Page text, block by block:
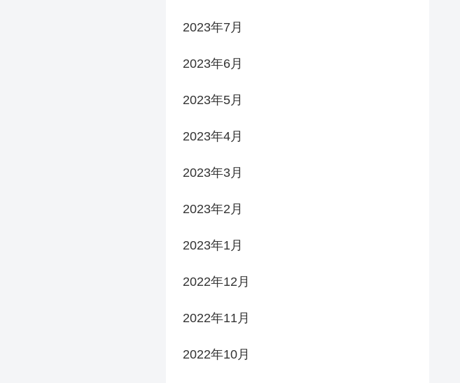
2023年7月
2023年6月
2023年5月
2023年4月
2023年3月
2023年2月
2023年1月
2022年12月
2022年11月
2022年10月